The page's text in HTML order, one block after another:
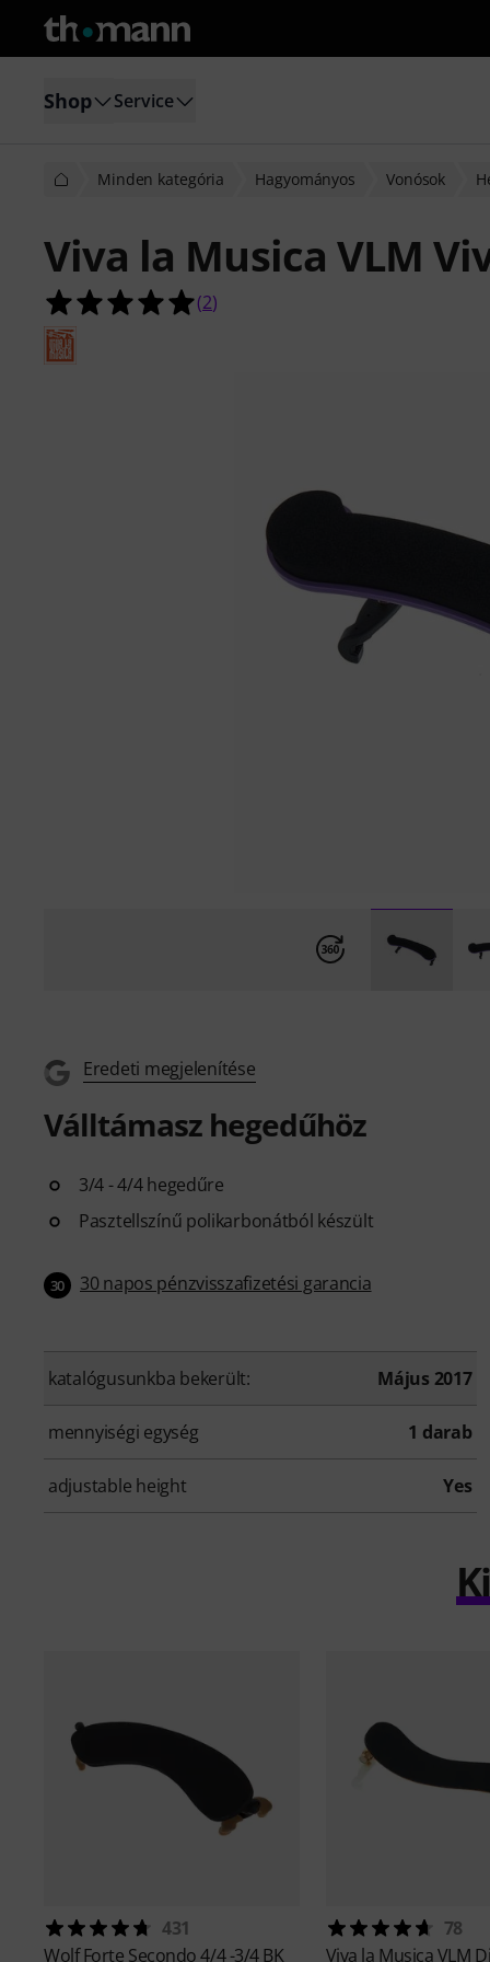
Shop Service
Minden kategória Hagyományos Vonósok
Viva la Musica VLM
5.0/5 csillag, összesen 2 értékelés
(2)
Eredeti megjelenítése
Válltámasz hegedűhöz
3/4 - 4/4 hegedűre
Pasztellszínű polikarbonátból készült
30 30 napos pénzvisszafizetési garancia
katalógusunkba bekerült: Május 2017
mennyiségi egység 1 darab
adjustable height Yes
431
WolfForte Secondo 4/4 -3/4 BK
78
Viva la MusicaVLM